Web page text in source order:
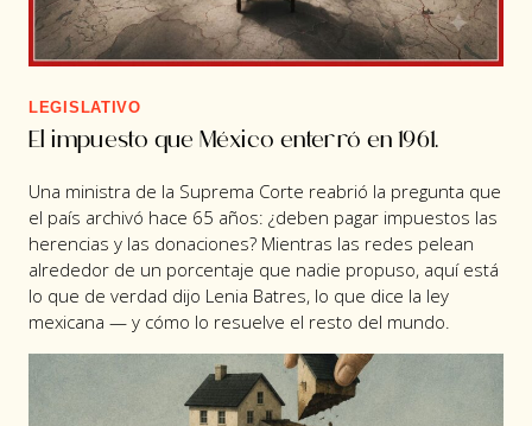
LEGISLATIVO
El impuesto que México enterró en 1961.
Una ministra de la Suprema Corte reabrió la pregunta que
el país archivó hace 65 años: ¿deben pagar impuestos las
herencias y las donaciones? Mientras las redes pelean
alrededor de un porcentaje que nadie propuso, aquí está
lo que de verdad dijo Lenia Batres, lo que dice la ley
mexicana — y cómo lo resuelve el resto del mundo.